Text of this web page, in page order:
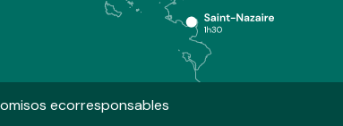
ecorresponsables